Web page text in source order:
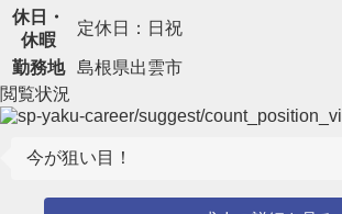
休日・
休暇
定休日：日祝
勤務地
島根県出雲市
閲覧状況
今が狙い目！